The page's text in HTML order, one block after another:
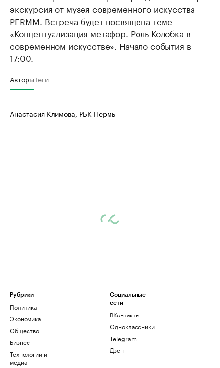
экскурсия от музея современного искусства
PERMM. Встреча будет посвящена теме
«Концептуализация метафор. Роль Колобка в
современном искусстве». Начало события в
17:00.
АвторыТеги
Анастасия Климова, РБК Пермь
Рубрики
Политика
Экономика
Общество
Бизнес
Технологии и
медиа
Социальные
сети
ВКонтакте
Одноклассники
Telegram
Дзен